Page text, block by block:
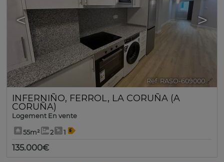
< >
Ref. RASO-609000 🔗
INFERNIÑO, FERROL , LA CORUÑA (A
CORUÑA)
Logement En vente
55m² 2 1
135.000€